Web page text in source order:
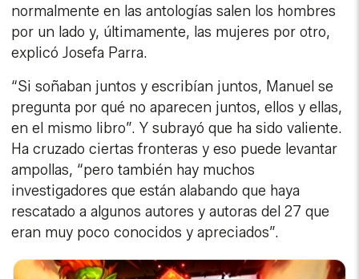
normalmente en las antologías salen los hombres
por un lado y, últimamente, las mujeres por otro,
explicó Josefa Parra.
“Si soñaban juntos y escribían juntos, Manuel se
pregunta por qué no aparecen juntos, ellos y ellas,
en el mismo libro”. Y subrayó que ha sido valiente.
Ha cruzado ciertas fronteras y eso puede levantar
ampollas, “pero también hay muchos
investigadores que están alabando que haya
rescatado a algunos autores y autoras del 27 que
eran muy poco conocidos y apreciados”.